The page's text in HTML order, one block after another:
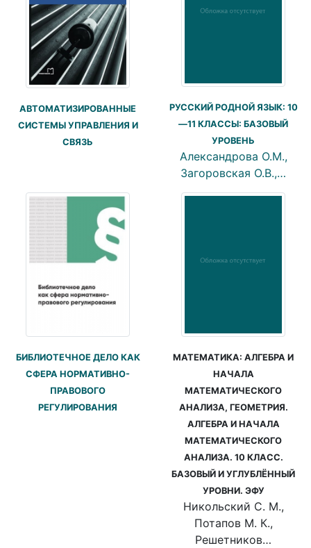
АВТОМАТИЗИРОВАННЫЕ
СИСТЕМЫ УПРАВЛЕНИЯ И
СВЯЗЬ
РУССКИЙ РОДНОЙ ЯЗЫК: 10
—11 КЛАССЫ: БАЗОВЫЙ
УРОВЕНЬ
Александрова О.М.,
Загоровская О.В.,…
БИБЛИОТЕЧНОЕ ДЕЛО КАК
СФЕРА НОРМАТИВНО-
ПРАВОВОГО
РЕГУЛИРОВАНИЯ
МАТЕМАТИКА: АЛГЕБРА И
НАЧАЛА
МАТЕМАТИЧЕСКОГО
АНАЛИЗА, ГЕОМЕТРИЯ.
АЛГЕБРА И НАЧАЛА
МАТЕМАТИЧЕСКОГО
АНАЛИЗА. 10 КЛАСС.
БАЗОВЫЙ И УГЛУБЛЁННЫЙ
УРОВНИ. ЭФУ
Никольский С. М.,
Потапов М. К.,
Решетников…